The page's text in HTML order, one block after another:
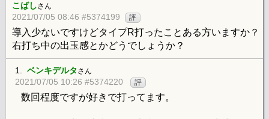
こばしさん
2021/07/05 08:46 #5374199 評
導入少ないですけどタイプR打ったことある方いますか？
右打ち中の出玉感とかどうでしょうか？
1. ベンキデルタ さん
2021/07/05 10:26 #5374220 評
数回程度ですが好きで打ってます。